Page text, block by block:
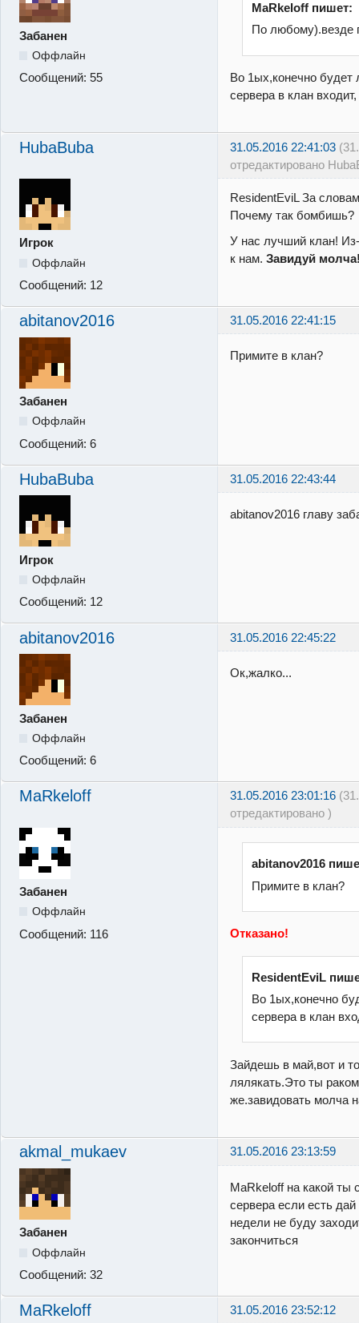
Забанен
Оффлайн
Сообщений: 55
MaRkeloff пишет:
По любому).везде
Во 1ых,конечно
сервера в клан
HubaBuba 31.05.2016 22:41:03
отредактировано
Игрок
Оффлайн
Сообщений: 12
ResidentEviL За
Почему так бомбишь?
У нас лучший клан! Из-
к нам. Завидуй
abitanov2016 31.05.2016 22:41:15
Забанен
Оффлайн
Сообщений: 6
Примите в клан?
HubaBuba 31.05.2016 22:43:44
Игрок
Оффлайн
Сообщений: 12
abitanov2016 главу
abitanov2016 31.05.2016 22:45:22
Забанен
Оффлайн
Сообщений: 6
Ок,жалко...
MaRkeloff 31.05.2016 23:01:16
отредактировано )
Забанен
Оффлайн
Сообщений: 116
abitanov2016
Примите в клан?
Отказано!
ResidentEviL
Во 1ых,конечно
сервера в клан
Зайдешь в май,вот и
лялякать.Это ты
же.завидовать молча
akmal_mukaev 31.05.2016 23:13:59
Забанен
Оффлайн
Сообщений: 32
MaRkeloff на какой ты
сервера если есть
недели не буду
закончиться
MaRkeloff 31.05.2016 23:52:12